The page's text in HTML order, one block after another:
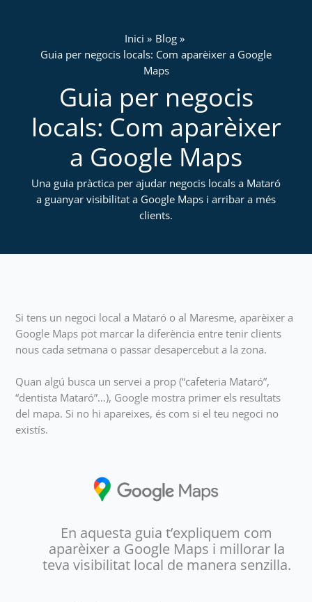
Inici
Blog
Guia per negocis locals: Com aparèixer a Google
Maps
Guia per negocis
locals: Com aparèixer
a Google Maps
Una guia pràctica per ajudar negocis locals a Mataró
a guanyar visibilitat a Google Maps i arribar a més
clients.
Si tens un negoci local a Mataró o al Maresme, aparèixer a
Google Maps pot marcar la diferència entre tenir clients
nous cada setmana o passar desapercebut a la zona.
Quan algú busca un servei a prop (“cafeteria Mataró”,
“dentista Mataró”…), Google mostra primer els resultats
del mapa. Si no hi apareixes, és com si el teu negoci no
existís.
En aquesta guia t’expliquem com
aparèixer a Google Maps i millorar la
teva visibilitat local de manera senzilla.